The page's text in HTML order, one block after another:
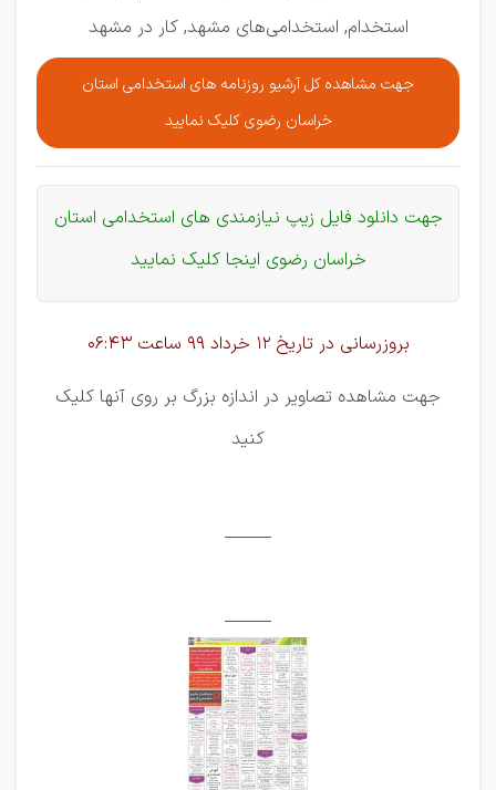
استخدام, استخدامی‌های مشهد, کار در مشهد
جهت مشاهده کل آرشیو روزنامه های استخدامی استان
خراسان رضوی کلیک نمایید
جهت دانلود فایل زیپ نیازمندی های استخدامی استان
خراسان رضوی اینجا کلیک نمایید
بروزرسانی در تاریخ 12 خرداد 99
ساعت 06:43
جهت مشاهده تصاویر در اندازه بزرگ بر روی آنها کلیک
کنید
______
______